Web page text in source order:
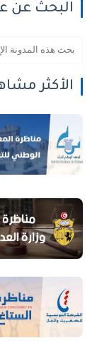
البحث عن
الأكثر